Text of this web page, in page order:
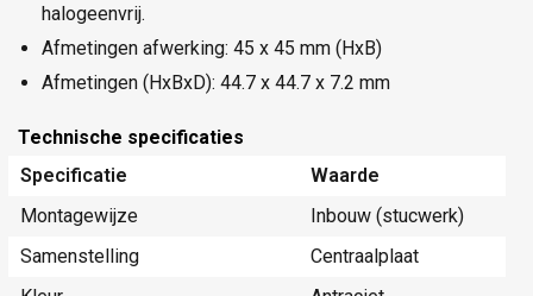
halogeenvrij.
Afmetingen afwerking: 45 x 45 mm (HxB)
Afmetingen (HxBxD): 44.7 x 44.7 x 7.2 mm
Technische specificaties
Specificatie
Waarde
Montagewijze
Inbouw (stucwerk)
Samenstelling
Centraalplaat